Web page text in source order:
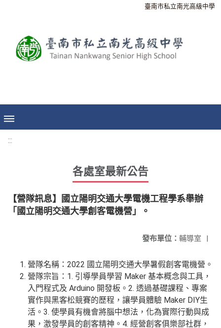
臺南市私立南光高級中學
:::
各處室最新公告
【營隊訊息】國立陽明交通大學電機工程學系舉辦
「國立陽明交通大學創客電機營」。
發布單位： 輔導室 |
營隊名稱：2022 國立陽明交通大學暑假創客電機營。
營隊宗旨：1. 引導學員學習 Maker 基本概念與工具，
入門程式及 Arduino 開發板。2. 透過基礎課程、專案
實作與黑客松競賽的歷程，讓學員體驗 Maker DIY生
活。3. 使學員有機會將腦中想法，化為實際行動與成
果，激發學員的創客精神。4. 經營創客俱樂部社群，